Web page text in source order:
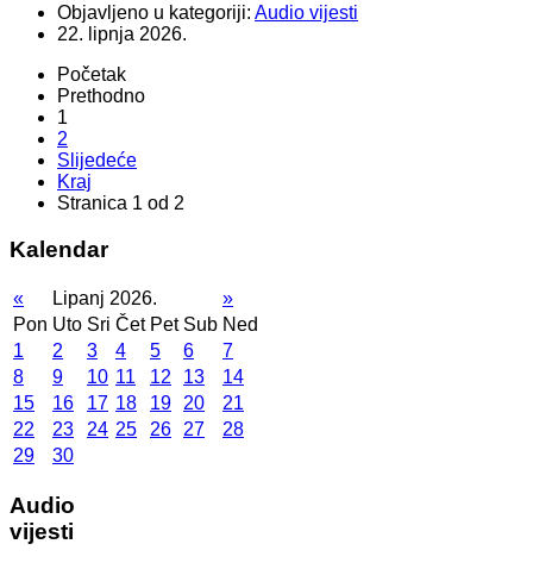
Objavljeno u kategoriji: Audio vijesti
22. lipnja 2026.
Početak
Prethodno
1
2
Slijedeće
Kraj
Stranica 1 od 2
Kalendar
« Lipanj 2026.
»
Pon Uto Sri Čet Pet Sub Ned
1
2 3 4 5 6
7
8
9 10 11 12 13
14
15
16 17 18 19 20
21
22
23 24 25 26 27
28
29
30
Audio
vijesti